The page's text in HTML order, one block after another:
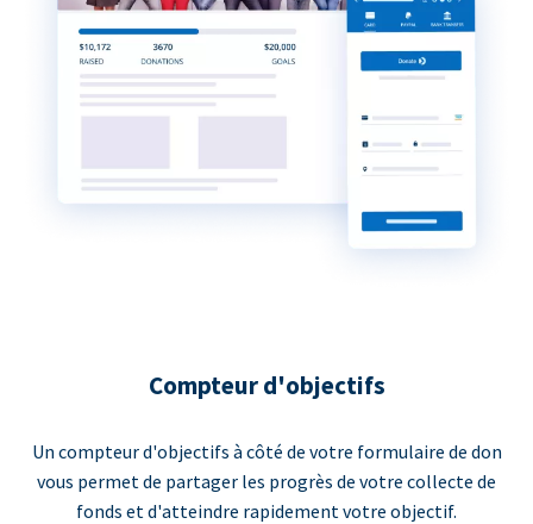
Compteur d'objectifs
Un compteur d'objectifs à côté de votre formulaire de don
vous permet de partager les progrès de votre collecte de
fonds et d'atteindre rapidement votre objectif.